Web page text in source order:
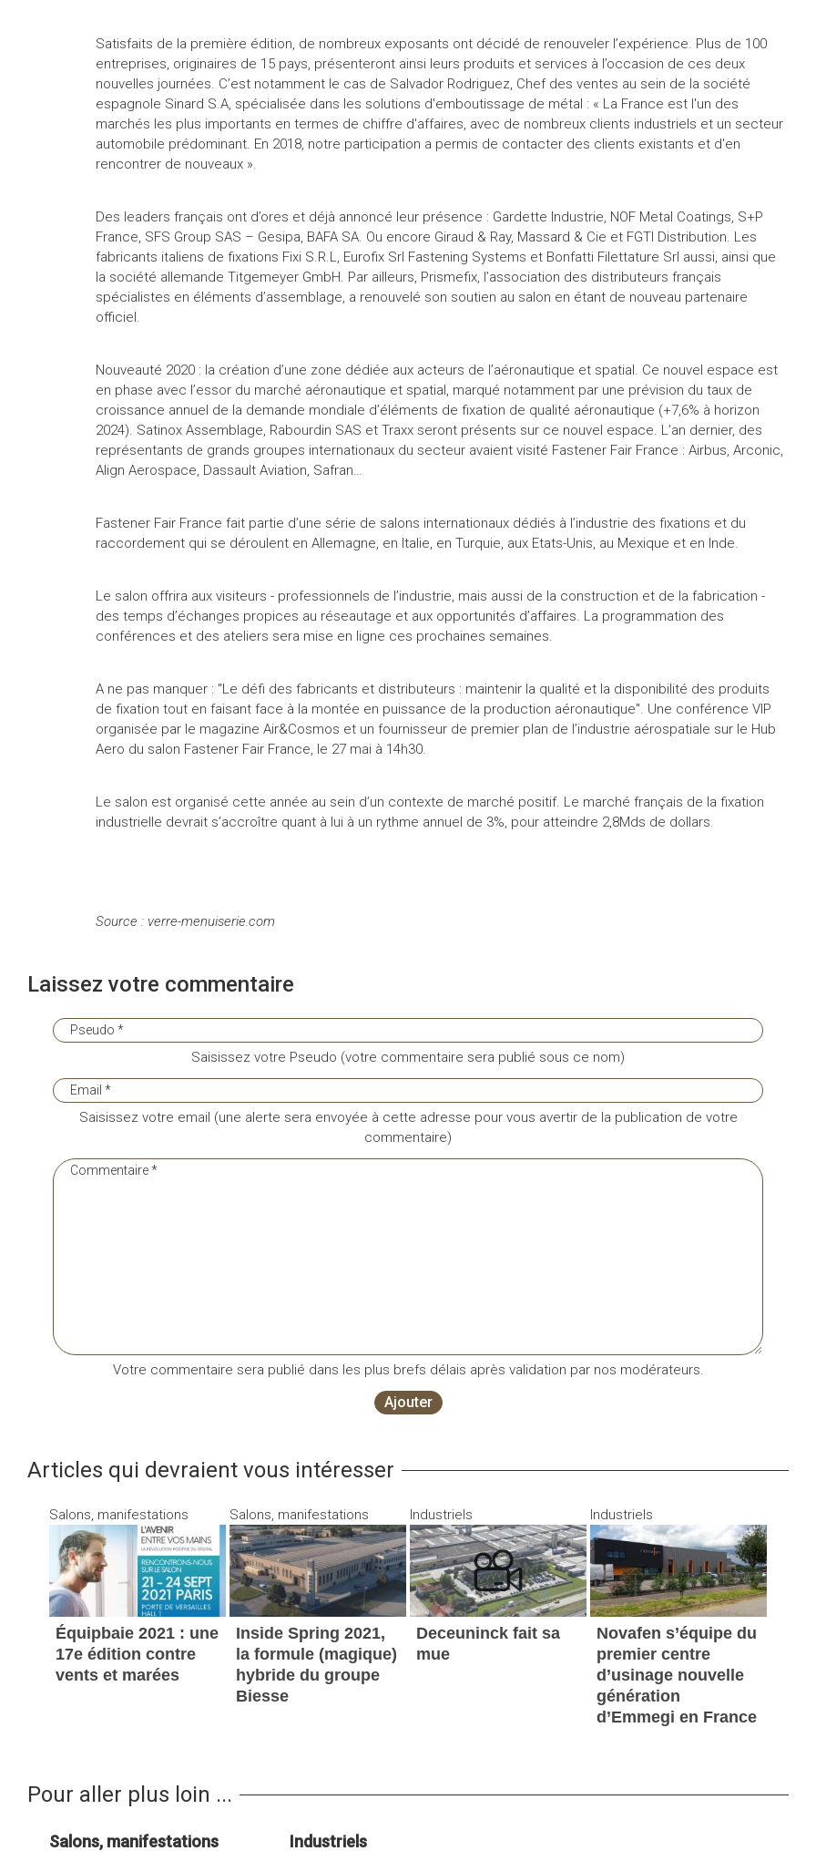
Satisfaits de la première édition, de nombreux exposants ont décidé de renouveler l’expérience. Plus de 100
entreprises, originaires de 15 pays, présenteront ainsi leurs produits et services à l’occasion de ces deux
nouvelles journées. C’est notamment le cas de Salvador Rodriguez, Chef des ventes au sein de la société
espagnole Sinard S.A, spécialisée dans les solutions d'emboutissage de métal : « La France est l'un des
marchés les plus importants en termes de chiffre d'affaires, avec de nombreux clients industriels et un secteur
automobile prédominant. En 2018, notre participation a permis de contacter des clients existants et d'en
rencontrer de nouveaux ».
Des leaders français ont d’ores et déjà annoncé leur présence : Gardette Industrie, NOF Metal Coatings, S+P
France, SFS Group SAS – Gesipa, BAFA SA. Ou encore Giraud & Ray, Massard & Cie et FGTI Distribution. Les
fabricants italiens de fixations Fixi S.R.L, Eurofix Srl Fastening Systems et Bonfatti Filettature Srl aussi, ainsi que
la société allemande Titgemeyer GmbH. Par ailleurs, Prismefix, l’association des distributeurs français
spécialistes en éléments d’assemblage, a renouvelé son soutien au salon en étant de nouveau partenaire
officiel.
Nouveauté 2020 : la création d’une zone dédiée aux acteurs de l’aéronautique et spatial. Ce nouvel espace est
en phase avec l’essor du marché aéronautique et spatial, marqué notamment par une prévision du taux de
croissance annuel de la demande mondiale d’éléments de fixation de qualité aéronautique (+7,6% à horizon
2024). Satinox Assemblage, Rabourdin SAS et Traxx seront présents sur ce nouvel espace. L’an dernier, des
représentants de grands groupes internationaux du secteur avaient visité Fastener Fair France : Airbus, Arconic,
Align Aerospace, Dassault Aviation, Safran…
Fastener Fair France fait partie d’une série de salons internationaux dédiés à l’industrie des fixations et du
raccordement qui se déroulent en Allemagne, en Italie, en Turquie, aux Etats-Unis, au Mexique et en Inde.
Le salon offrira aux visiteurs - professionnels de l’industrie, mais aussi de la construction et de la fabrication -
des temps d’échanges propices au réseautage et aux opportunités d’affaires. La programmation des
conférences et des ateliers sera mise en ligne ces prochaines semaines.
A ne pas manquer : "Le défi des fabricants et distributeurs : maintenir la qualité et la disponibilité des produits
de fixation tout en faisant face à la montée en puissance de la production aéronautique". Une conférence VIP
organisée par le magazine Air&Cosmos et un fournisseur de premier plan de l’industrie aérospatiale sur le Hub
Aero du salon Fastener Fair France, le 27 mai à 14h30.
Le salon est organisé cette année au sein d’un contexte de marché positif. Le marché français de la fixation
industrielle devrait s’accroître quant à lui à un rythme annuel de 3%, pour atteindre 2,8Mds de dollars.
Source : verre-menuiserie.com
Laissez votre commentaire
Saisissez votre Pseudo (votre commentaire sera publié sous ce nom)
Saisissez votre email (une alerte sera envoyée à cette adresse pour vous avertir de la publication de votre
commentaire)
Votre commentaire sera publié dans les plus brefs délais après validation par nos modérateurs.
Ajouter
Articles qui devraient vous intéresser
Salons, manifestations
Équipbaie 2021 : une
17e édition contre
vents et marées
Salons, manifestations
Inside Spring 2021,
la formule (magique)
hybride du groupe
Biesse
Industriels
Deceuninck fait sa
mue
Industriels
Novafen s’équipe du
premier centre
d’usinage nouvelle
génération
d’Emmegi en France
Pour aller plus loin ...
Salons, manifestations Industriels